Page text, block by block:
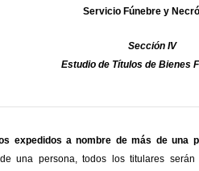
Servicio Fúnebre y
Sección IV
Estudio de Títulos de Bienes
expedidos a nombre de más de una
una persona, todos los titulares